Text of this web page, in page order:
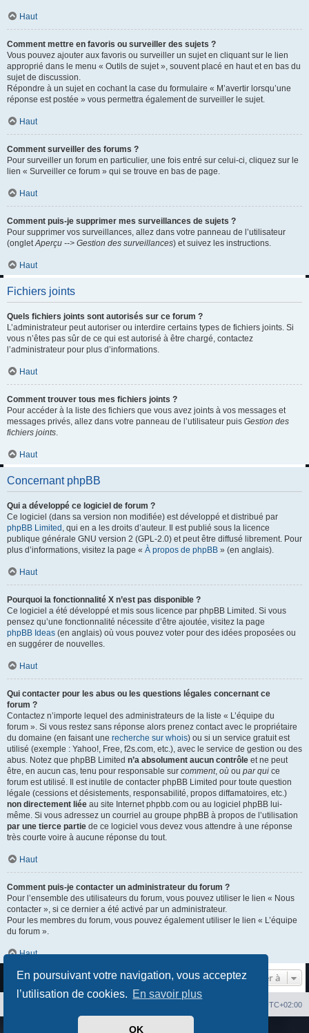
En poursuivant votre navigation, vous acceptez
l’utilisation de cookies. En savoir plus
OK
Haut
Comment mettre en favoris ou surveiller des sujets ?
Vous pouvez ajouter aux favoris ou surveiller un sujet en cliquant sur le lien
approprié dans le menu « Outils de sujet », souvent placé en haut et en bas du
sujet de discussion.
Répondre à un sujet en cochant la case du formulaire « M’avertir lorsqu’une
réponse est postée » vous permettra également de surveiller le sujet.
Haut
Comment surveiller des forums ?
Pour surveiller un forum en particulier, une fois entré sur celui-ci, cliquez sur le
lien « Surveiller ce forum » qui se trouve en bas de page.
Haut
Comment puis-je supprimer mes surveillances de sujets ?
Pour supprimer vos surveillances, allez dans votre panneau de l’utilisateur
(onglet Aperçu --> Gestion des surveillances) et suivez les instructions.
Haut
Fichiers joints
Quels fichiers joints sont autorisés sur ce forum ?
L’administrateur peut autoriser ou interdire certains types de fichiers joints. Si
vous n’êtes pas sûr de ce qui est autorisé à être chargé, contactez
l’administrateur pour plus d’informations.
Haut
Comment trouver tous mes fichiers joints ?
Pour accéder à la liste des fichiers que vous avez joints à vos messages et
messages privés, allez dans votre panneau de l’utilisateur puis Gestion des
fichiers joints
Haut
Concernant phpBB
Qui a développé ce logiciel de forum ?
Ce logiciel (dans sa version non modifiée) est développé et distribué par
phpBB Limited , qui en a les droits d’auteur. Il est publié sous la licence
publique générale GNU version 2 (GPL-2.0) et peut être diffusé librement. Pour
plus d’informations, visitez la page « À propos de phpBB » (en anglais).
Haut
Pourquoi la fonctionnalité X n’est pas disponible ?
Ce logiciel a été développé et mis sous licence par phpBB Limited. Si vous
pensez qu’une fonctionnalité nécessite d’être ajoutée, visitez la page
phpBB Ideas (en anglais) où vous pouvez voter pour des idées proposées ou
en suggérer de nouvelles.
Haut
Qui contacter pour les abus ou les questions légales concernant ce
forum ?
Contactez n’importe lequel des administrateurs de la liste « L’équipe du
forum ». Si vous restez sans réponse alors prenez contact avec le propriétaire
du domaine (en faisant une recherche sur whois) ou si un service gratuit est
utilisé (exemple : Yahoo!, Free, f2s.com, etc.), avec le service de gestion ou des
abus. Notez que phpBB Limited n’a absolument aucun contrôle et ne peut
être, en aucun cas, tenu pour responsable sur comment, où ou par qui ce
forum est utilisé. Il est inutile de contacter phpBB Limited pour toute question
légale (cessions et désistements, responsabilité, propos diffamatoires, etc.)
non directement liée au site Internet phpbb.com ou au logiciel phpBB lui-
même. Si vous adressez un courriel au groupe phpBB à propos de l’utilisation
par une tierce partie de ce logiciel vous devez vous attendre à une réponse
très courte voire à aucune réponse du tout.
Haut
Comment puis-je contacter un administrateur du forum ?
Pour l’ensemble des utilisateurs du forum, vous pouvez utiliser le lien « Nous
contacter », si ce dernier a été activé par un administrateur.
Pour les membres du forum, vous pouvez également utiliser le lien « L’équipe
du forum ».
Haut
Aller à
UTC+02:00
phpBB® Forum Software © phpBB Limited